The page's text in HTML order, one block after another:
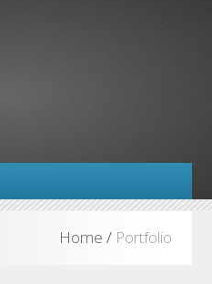
Home / Portfolio